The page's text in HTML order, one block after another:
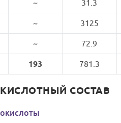
~ 31.3
~ 3125
~ 72.9
193 781.3
СОСТАВ